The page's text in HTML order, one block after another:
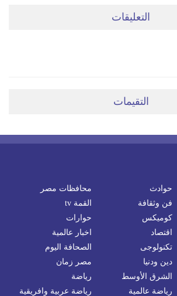
التعليقات
التقيمات
حوادث
محافظات مصر
فن وثقافة
القمة tv
كوميكس
حوارات
اقتصاد
اخبار عالمية
تكنولوجى
الصحافة اليوم
دين ودنيا
مصر زمان
الشرق الأوسط
رياضة
رياضة عالمية رياضة عربية وافريقية